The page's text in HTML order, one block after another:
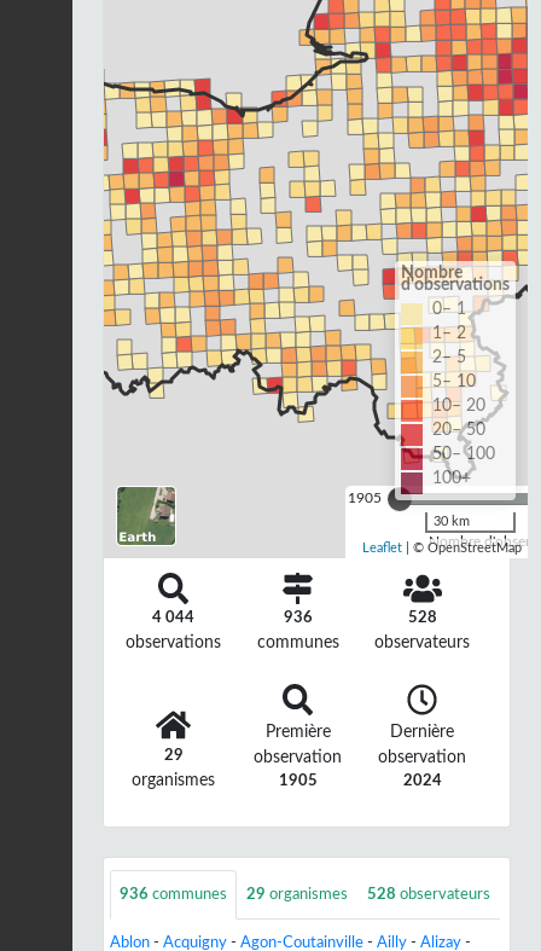
1905
Nombre
Nombre
d'observations
0– 1
1– 2
2– 5
5– 10
10– 20
20– 50
50– 100
100+
30 km
Leaflet | © OpenStreetMap
4 044
observations
936
communes
528
observateurs
29
organismes
Première
observation
1905
Dernière
observation
2024
936 communes 29 organismes 528 observateurs
Ablon - Acquigny - Agon-Coutainville - Ailly - Alizay -